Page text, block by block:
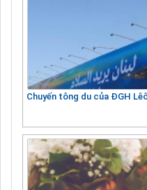
Chuyến tông du của ĐGH